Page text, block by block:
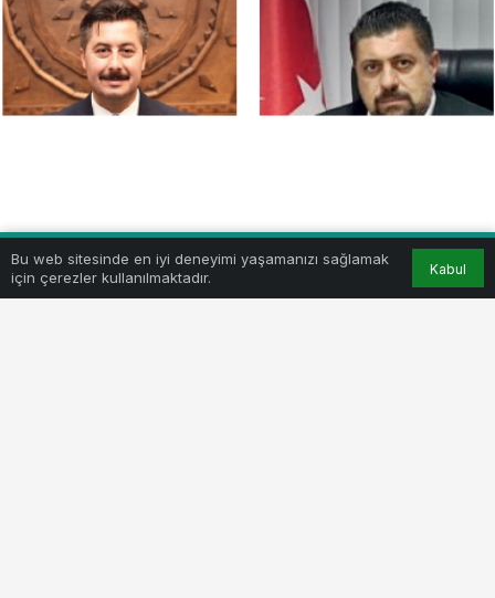
BEĞEN PAYLAŞ
Bu web sitesinde en iyi deneyimi yaşamanızı sağlamak
için çerezler kullanılmaktadır.
Kabul